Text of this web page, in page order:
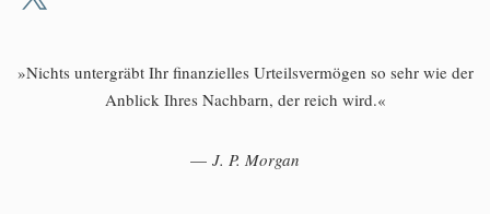
»Nichts untergräbt Ihr finanzielles Urteilsvermögen so sehr wie der
Anblick Ihres Nachbarn, der reich wird.«
— J. P. Morgan